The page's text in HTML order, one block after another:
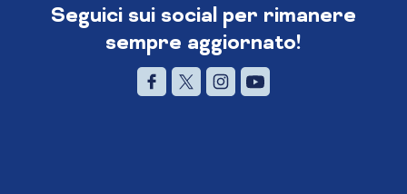
Seguici sui social per rimanere
sempre aggiornato!